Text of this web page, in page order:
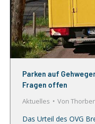
Parken auf
Fragen offen
Aktuelles
Von
Das Urteil des OVG